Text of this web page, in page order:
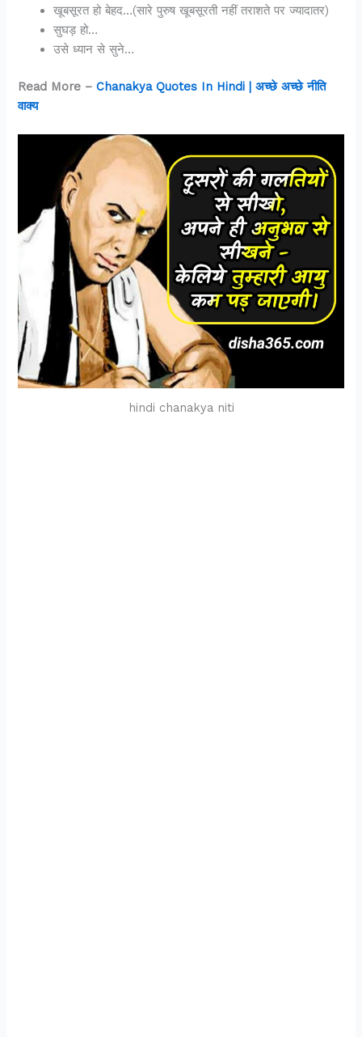
खूबसूरत हो बेहद…(सारे पुरुष खूबसूरती नहीं तराशते पर ज्यादातर)
सुघड़ हो…
उसे ध्यान से सुने…
Read More –Chanakya Quotes In Hindi | अच्छे अच्छे नीति
वाक्य
hindi chanakya niti